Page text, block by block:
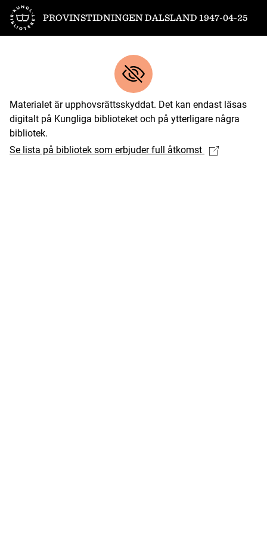
Till startsidan
PROVINSTIDNINGEN DALSLAND 1947-04-25
Materialet är upphovsrättsskyddat. Det kan endast läsas
digitalt på Kungliga biblioteket och på ytterligare några
bibliotek.
Se lista på bibliotek som erbjuder full åtkomst